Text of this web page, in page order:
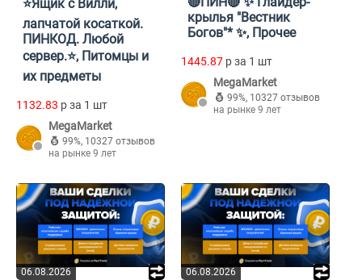
⭐Ящик с Вилли,
лапчатой косаткой.
ПИНКОД. Любой
сервер.⭐, Питомцы и
их предметы
1132.83 p за 1 шт
MegaMarket
99%, 10327 отзывов
на рынке 9 лет
крылья "Вестник
Богов"* ✨, Прочее
1445.87 p за 1 шт
MegaMarket
99%, 10327 отзывов
на рынке 9 лет
06.08.2026 06.08.2026